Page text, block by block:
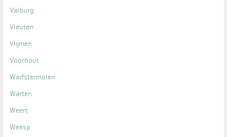
Valburg
Vleuten
Vlijmen
Voorhout
Warfstermolen
Warten
Weert
Weesp